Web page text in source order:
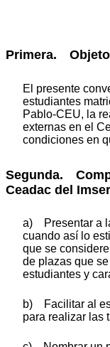
Primera.
El presente
estudiantes
Pablo-CEU, la
externas en el
condiciones en
Segunda.
Ceadac del
a) Presentar a
cuando así lo
que se
de plazas que
estudiantes y
b) Facilitar al
para realizar las